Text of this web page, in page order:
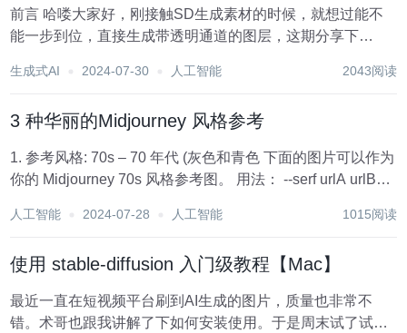
前言 哈喽大家好，刚接触SD生成素材的时候，就想过能不
能一步到位，直接生成带透明通道的图层，这期分享下
1、安装插件 将zip的压缩包解压到以下路径
生成式AI 2024-07-30 人工智能 2043阅读
3 种华丽的Midjourney 风格参考
1. 参考风格: 70s – 70 年代 (灰色和青色 下面的图片可以作为
你的 Midjourney 70s 风格参考图。 用法： --serf urlA urlB
人工智能 2024-07-28 人工智能 1015阅读
使用 stable-diffusion 入门级教程【Mac】
最近一直在短视频平台刷到AI生成的图片，质量也非常不
错。术哥也跟我讲解了下如何安装使用。于是周末试了试。